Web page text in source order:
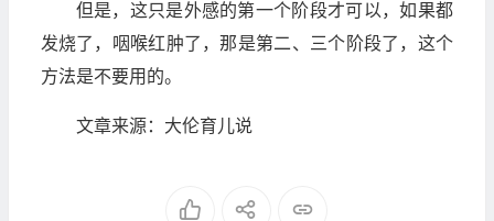
但是，这只是外感的第一个阶段才可以，如果都
发烧了，咽喉红肿了，那是第二、三个阶段了，这个
方法是不要用的。
文章来源：大伦育儿说